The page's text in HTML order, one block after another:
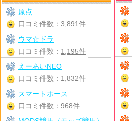
原点
口コミ件数： 3,891件
ウマ☆ドラ
口コミ件数： 1,195件
えーあいNEO
口コミ件数： 1,832件
スマートホース
口コミ件数： 968件